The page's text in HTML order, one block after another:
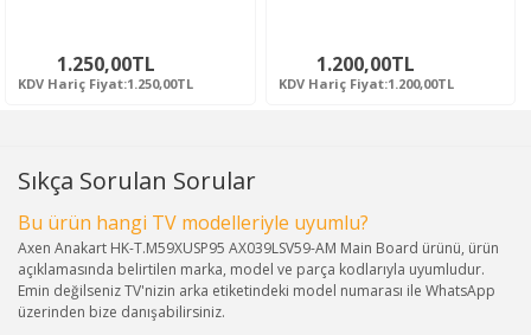
1.250,00TL
KDV Hariç Fiyat:1.250,00TL
1.200,00TL
KDV Hariç Fiyat:1.200,00TL
Sıkça Sorulan Sorular
Bu ürün hangi TV modelleriyle uyumlu?
Axen Anakart HK-T.M59XUSP95 AX039LSV59-AM Main Board ürünü, ürün
açıklamasında belirtilen marka, model ve parça kodlarıyla uyumludur.
Emin değilseniz TV'nizin arka etiketindeki model numarası ile WhatsApp
üzerinden bize danışabilirsiniz.